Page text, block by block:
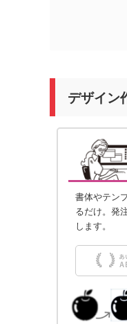
デザイン
書体やテン
るだけ。発
します。